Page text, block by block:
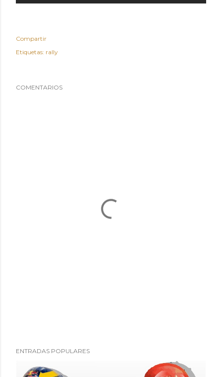
Compartir
Etiquetas: rally
COMENTARIOS
ENTRADAS POPULARES